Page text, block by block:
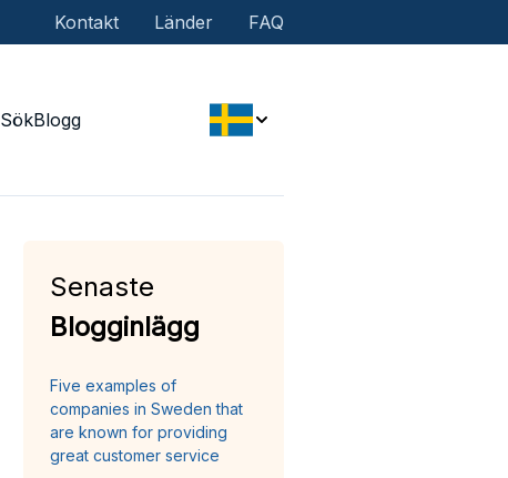
Kontakt Länder FAQ
SökBlogg
Senaste
Blogginlägg
Five examples of
companies in Sweden that
are known for providing
great customer service